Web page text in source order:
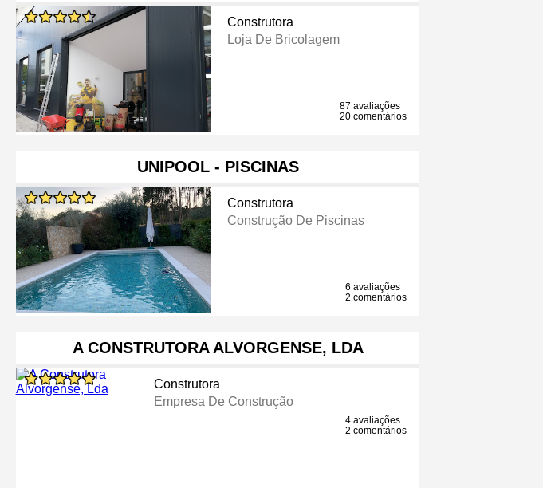
Construtora
Loja De Bricolagem
87 avaliações
20 comentários
UNIPOOL - PISCINAS
Construtora
Construção De Piscinas
6 avaliações
2 comentários
A CONSTRUTORA ALVORGENSE, LDA
Construtora
Empresa De Construção
4 avaliações
2 comentários